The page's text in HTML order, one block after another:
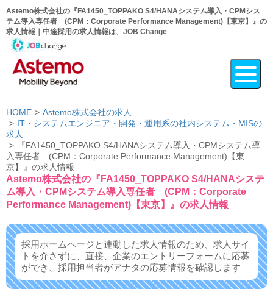
Astemo株式会社の『FA1450_TOPPAKO S4/HANAシステム導入・CPMシス
テム導入専任者 (CPM：Corporate Performance Management)【東京】』の
求人情報｜中途採用の求人情報は、JOB Change
HOME
Astemo株式会社の求人
IT・システムエンジニア・開発・運用系の社内システム・MISの
求人
『FA1450_TOPPAKO S4/HANAシステム導入・CPMシステム導
入専任者 (CPM：Corporate Performance Management)【東
京】』の求人情報
Astemo株式会社の『FA1450_TOPPAKO S4/HANAシステ
ム導入・CPMシステム導入専任者 (CPM：Corporate
Performance Management)【東京】』の求人情報
採用ホームページと連動した求人情報のため、求人サイ
トを介さずに、 直接、企業のエントリーフォームに応募
ができ、 採用担当者がアナタの応募情報を確認します